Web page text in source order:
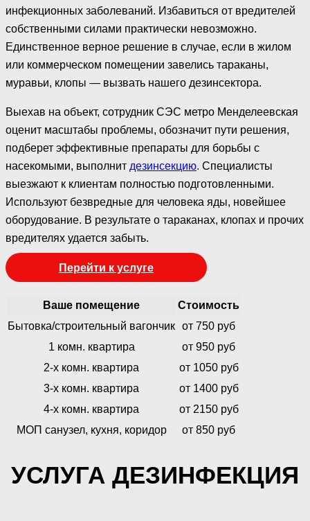
инфекционных заболеваний. Избавиться от вредителей
собственными силами практически невозможно.
Единственное верное решение в случае, если в жилом
или коммерческом помещении завелись тараканы,
муравьи, клопы — вызвать нашего дезинсектора.
Выехав на объект, сотрудник СЭС метро Менделеевская
оценит масштабы проблемы, обозначит пути решения,
подберет эффективные препараты для борьбы с
насекомыми, выполнит дезинсекцию. Специалисты
выезжают к клиентам полностью подготовленными.
Используют безвредные для человека яды, новейшее
оборудование. В результате о тараканах, клопах и прочих
вредителях удается забыть.
Перейти к услуге
Ваше помещение
Стоимость
Бытовка/строительный вагончик от 750 руб
1 комн. квартира
от 950 руб
2-х комн. квартира
от 1050 руб
3-х комн. квартира
от 1400 руб
4-х комн. квартира
от 2150 руб
МОП санузел, кухня, коридор
от 850 руб
УСЛУГА ДЕЗИНФЕКЦИЯ